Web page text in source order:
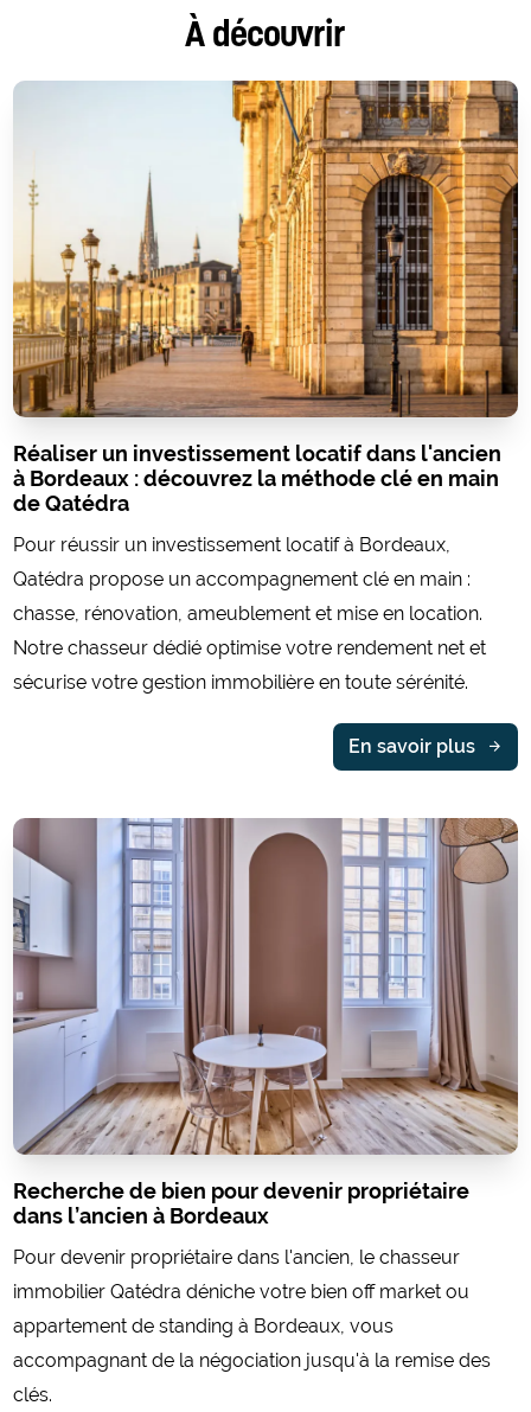
À découvrir
Réaliser un investissement locatif dans l'ancien
à Bordeaux : découvrez la méthode clé en main
de Qatédra
Pour réussir un investissement locatif à Bordeaux,
Qatédra propose un accompagnement clé en main :
chasse, rénovation, ameublement et mise en location.
Notre chasseur dédié optimise votre rendement net et
sécurise votre gestion immobilière en toute sérénité.
En savoir plus
Recherche de bien pour devenir propriétaire
dans l’ancien à Bordeaux
Pour devenir propriétaire dans l'ancien, le chasseur
immobilier Qatédra déniche votre bien off market ou
appartement de standing à Bordeaux, vous
accompagnant de la négociation jusqu'à la remise des
clés.